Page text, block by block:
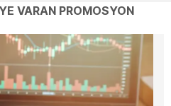
VARAN PROMOSYON